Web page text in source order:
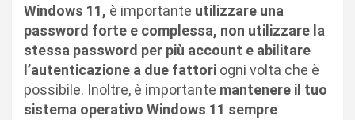
Windows 11, è importante utilizzare una
password forte e complessa, non utilizzare la
stessa password per più account e abilitare
l’autenticazione a due fattori ogni volta che è
possibile. Inoltre, è importante mantenere il tuo
sistema operativo Windows 11 sempre